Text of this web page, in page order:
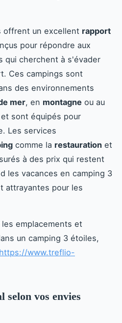
offrent un excellent rapport
pour répondre aux
qui cherchent à s'évader
Ces campings sont
des environnements
mer, en montagne ou au
sont équipés pour
Les services
comme la restauration et
à des prix qui restent
les vacances en camping 3
attrayantes pour les
emplacements et
un camping 3 étoiles,
https://www.treflio-
selon vos envies